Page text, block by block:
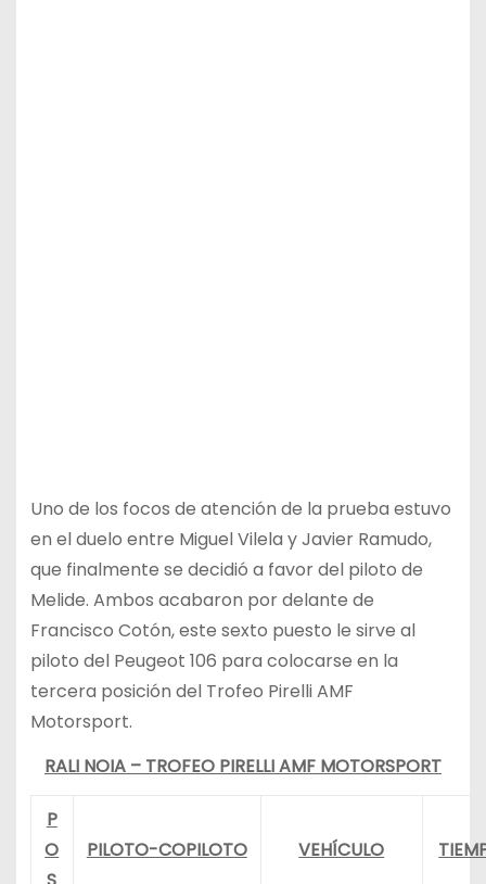
Uno de los focos de atención de la prueba estuvo
en el duelo entre Miguel Vilela y Javier Ramudo,
que finalmente se decidió a favor del piloto de
Melide. Ambos acabaron por delante de
Francisco Cotón, este sexto puesto le sirve al
piloto del Peugeot 106 para colocarse en la
tercera posición del Trofeo Pirelli AMF
Motorsport.
RALI NOIA – TROFEO PIRELLI AMF MOTORSPORT
P
O
PILOTO-COPILOTO VEHÍCULO